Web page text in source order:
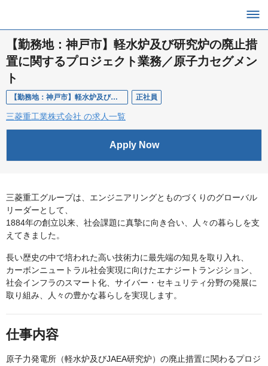
【勤務地：神戸市】軽水炉及び研究炉の廃止措
置に関するプロジェクト業務／原子力セグメン
ト
【勤務地：神戸市】軽水炉及び研究炉の廃止措置に関するプロジェクト業務／原子力セグメント 正社員
三菱重工業株式会社 の求人一覧
Apply Now
三菱重工グループは、エンジニアリングとものづくりのグローバル
リーダーとして、
1884年の創立以来、社会課題に真摯に向き合い、人々の暮らしを支
えてきました。
長い歴史の中で培われた高い技術力に最先端の知見を取り入れ、
カーボンニュートラル社会実現に向けたエナジートランジション、
社会インフラのスマート化、サイバー・セキュリティ分野の発展に
取り組み、人々の豊かな暮らしを実現します。
仕事内容
原子力発電所（軽水炉及びJAEA研究炉）の廃止措置に関わるプロジ